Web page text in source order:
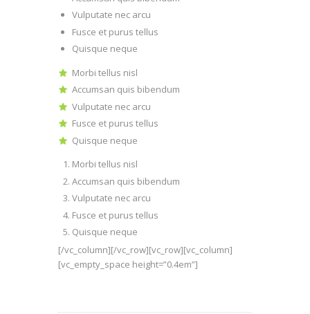
Vulputate nec arcu
Fusce et purus tellus
Quisque neque
Morbi tellus nisl
Accumsan quis bibendum
Vulputate nec arcu
Fusce et purus tellus
Quisque neque
Morbi tellus nisl
Accumsan quis bibendum
Vulputate nec arcu
Fusce et purus tellus
Quisque neque
[/vc_column][/vc_row][vc_row][vc_column]
[vc_empty_space height=”0.4em”]